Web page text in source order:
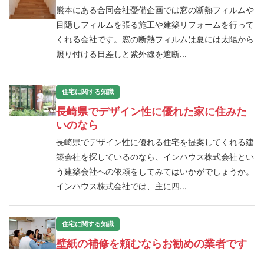
熊本にある合同会社憂備企画では窓の断熱フィルムや
目隠しフィルムを張る施工や建築リフォームを行って
くれる会社です。窓の断熱フィルムは夏には太陽から
照り付ける日差しと紫外線を遮断...
住宅に関する知識
長崎県でデザイン性に優れた家に住みた
いのなら
長崎県でデザイン性に優れる住宅を提案してくれる建
築会社を探しているのなら、インハウス株式会社とい
う建築会社への依頼をしてみてはいかがでしょうか。
インハウス株式会社では、主に四...
住宅に関する知識
壁紙の補修を頼むならお勧めの業者です